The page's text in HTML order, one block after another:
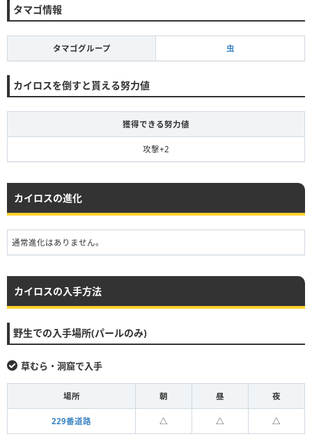
タマゴ情報
タマゴグループ 虫
カイロスを倒すと貰える努力値
獲得できる努力値
攻撃+2
カイロスの進化
通常進化はありません。
カイロスの入手方法
野生での入手場所(パールのみ)
草むら・洞窟で入手
場所 朝 昼 夜
229番道路 △ △ △